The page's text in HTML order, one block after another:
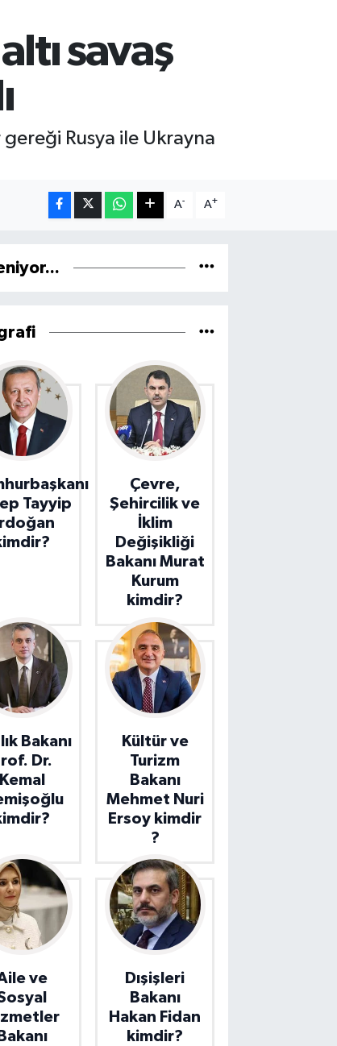
savaş
Rusya ile Ukrayna
A- A+
Tayyip
Çevre,
Şehircilik ve
İklim
Değişikliği
Bakanı Murat
Kurum
kimdir?
Bakanı
Dr.
Kemal
Kültür ve
Turizm
Bakanı
Mehmet Nuri
Ersoy kimdir
?
ve
Bakanı
Dışişleri
Bakanı
Hakan Fidan
kimdir?